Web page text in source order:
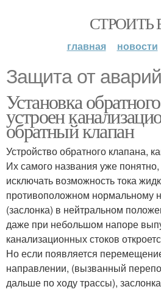
СТРОИТЬ
главная новости
Защита от аварий
Установка
устроен
обратный клапан
Устройство обратного клапана,
Их самого названия уже
исключать возможность тока
противоположном нормальному
(заслонка) в нейтральном
даже при небольшом напоре
канализационных стоков
Но если появляется
направлении, (вызванный
дальше по ходу трассы),